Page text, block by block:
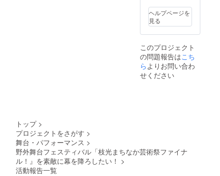
ヘルプページを
見る
このプロジェクト
の問題報告はこち
らよりお問い合わ
せください
トップ >
プロジェクトをさがす >
舞台・パフォーマンス >
野外舞台フェスティバル「枝光まちなか芸術祭ファイナ
ル！』を素敵に幕を降ろしたい！ >
活動報告一覧